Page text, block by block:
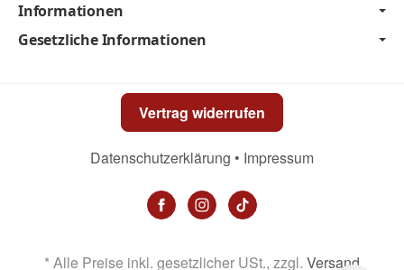
Informationen
Gesetzliche Informationen
Vertrag widerrufen
Datenschutzerklärung • Impressum
* Alle Preise inkl. gesetzlicher USt., zzgl. Versand